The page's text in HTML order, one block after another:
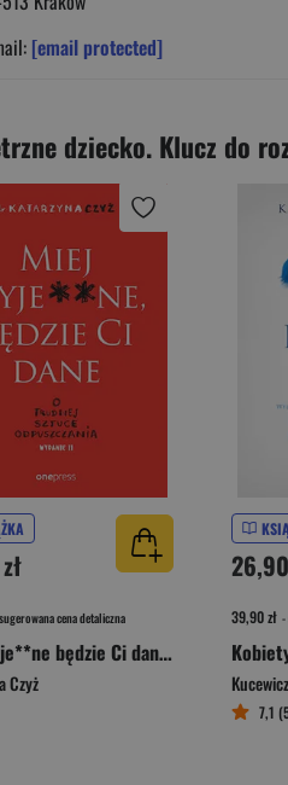
[email protected]
dziecko. Klucz do
cena detaliczna
Miej wyje**ne będzie Ci dane O trudnej sztuce odpuszczania
Czyż
39,90 zł -
7,1